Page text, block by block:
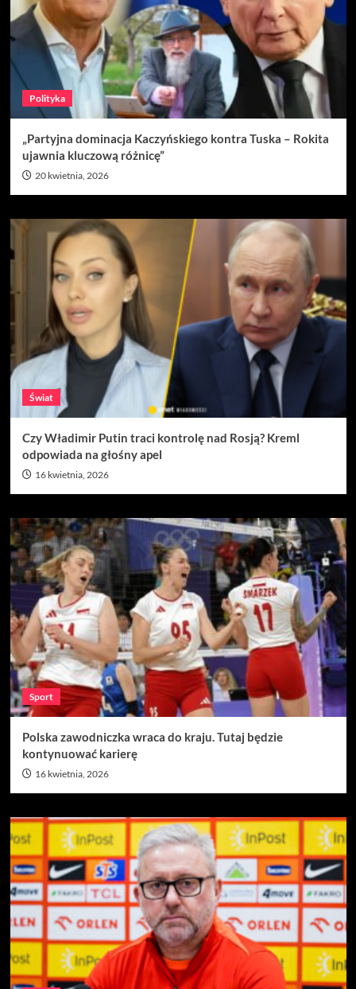
Polityka
„Partyjna dominacja Kaczyńskiego kontra Tuska – Rokita
ujawnia kluczową różnicę”
20 kwietnia, 2026
Świat
Czy Władimir Putin traci kontrolę nad Rosją? Kreml
odpowiada na głośny apel
16 kwietnia, 2026
Sport
Polska zawodniczka wraca do kraju. Tutaj będzie
kontynuować karierę
16 kwietnia, 2026